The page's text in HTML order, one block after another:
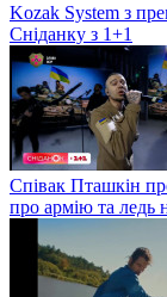
Kozak System з
Сніданку з 1+1
Співак Пташкін
про армію та ледь